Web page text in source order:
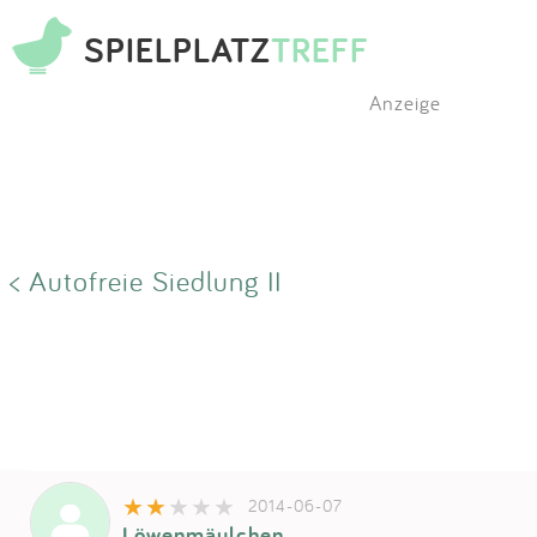
SPIELPLATZTREFF
Anzeige
< Autofreie Siedlung II
2014-06-07